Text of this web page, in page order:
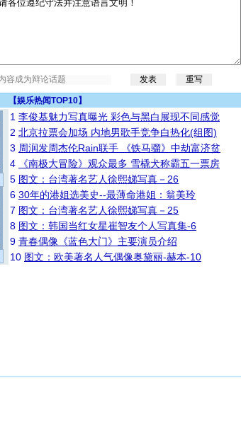
【娱乐热闻TOP10】
1 李俊基魅力写真曝光 彩色与黑白展现不同感觉
2 北京拉票会加场 内地男歌手竞争白热化(组图)
3 周润发周杰伦Rain联手 《铁马骝》中劫富济贫
4
《南极大冒险》观众最多 雪橇犬称霸五一票房
5 图文：台湾著名艺人徐熙娣写真－26
6 30年的港姐选美史--最薄命港姐：翁美玲
7 图文：台湾著名艺人徐熙娣写真－25
8 图文：韩国当红女星崔智友个人写真集-6
9 青春偶像《蓝色大门》主要演员介绍
10 图文：欧美著名人气偶像奥黛丽-赫本-10